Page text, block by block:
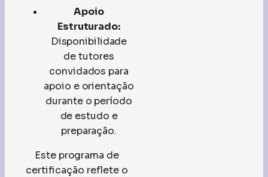
Apoio
Estruturado:
Disponibilidade
de tutores
convidados para
apoio e orientação
durante o período
de estudo e
preparação.
Este programa de
certificação reflete o